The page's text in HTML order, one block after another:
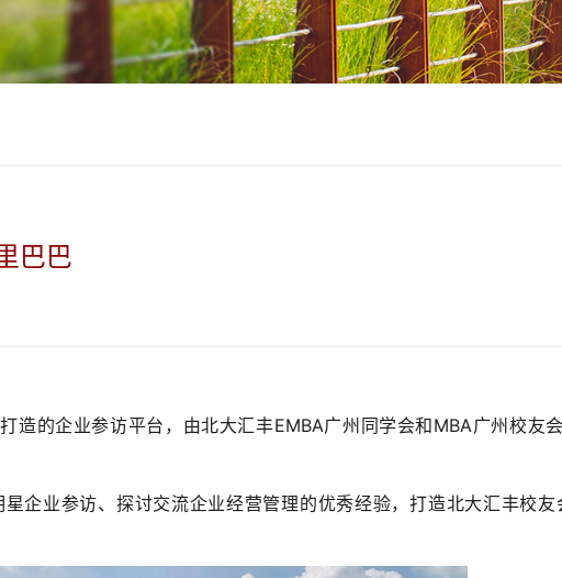
巴巴
造的企业参访平台，由北大汇丰EMBA广州同学会和MBA广州校友
企业参访、探讨交流企业经营管理的优秀经验，打造北大汇丰校友